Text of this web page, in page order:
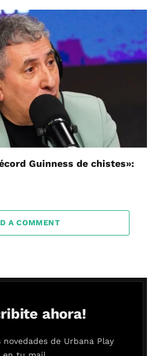
Guinness de chistes»:
A COMMENT
ahora!
de Urbana Play